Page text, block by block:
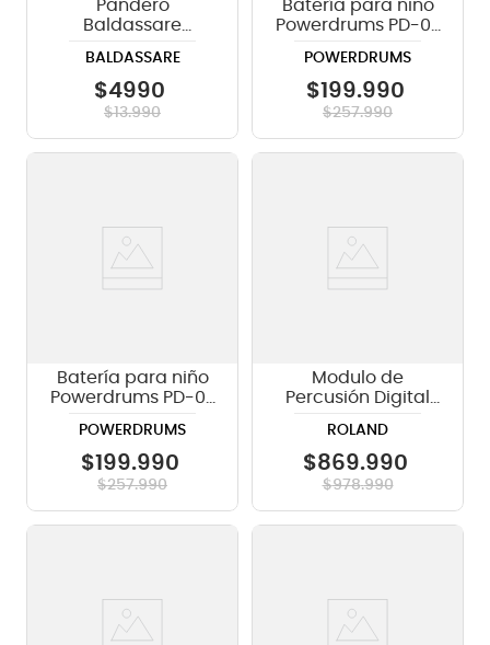
Pandero
Baldassare
medialuna color
azul (BL)
BALDASSARE
$4990
$13.990
Batería para niño
Powerdrums PD-03
POWERDRUMS
$199.990
$257.990
Batería para niño
Powerdrums PD-03
POWERDRUMS
$199.990
$257.990
Modulo de
Percusión Digital
SPD-30 BK
ROLAND
$869.990
$978.990